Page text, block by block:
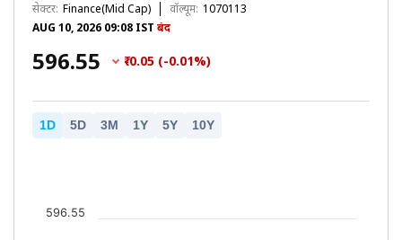
सेक्टर: Finance(Mid Cap) वॉल्यूम: 1070113
AUG 10, 2026 09:08 IST बंद
₹596.55 ₹-0.05 (-0.01%)
1D 5D 3M 1Y 5Y 10Y
596.55